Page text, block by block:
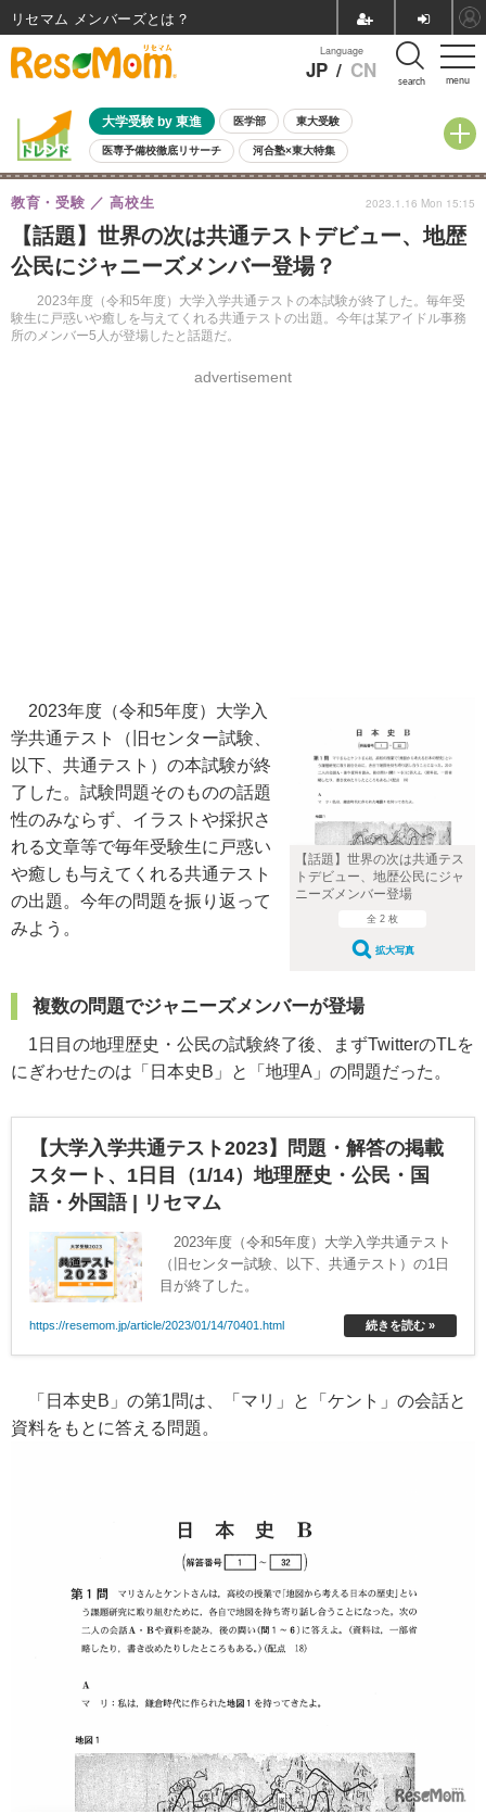
menu
Language
JP / CN search
大学受験 by 東進 医学部 東大受験
医専予備校徹底リサーチ 河合塾×東大特集
親子で考える大学選び 高校受験 中学受験 小学校受験
共通テスト 夏休み
8月開催イベント・WS 全国公立高校 過去問 人気記事
自由研究教材（小学生向け） 自由研究教材（中学生向け）
【話題】世界の次は共通テストデビュー、地歴
公民にジャニーズメンバー登場？
2023年度（令和5年度）大学入学共通テストの本試験が終了した。毎年受
験生に戸惑いや癒しを与えてくれる共通テストの出題。今年は某アイドル事務
所のメンバー5人が登場したと話題だ。
教育・受験 高校生
advertisement
2023.1.16 Mon 15:15
【話題】世界の次は共通テス
トデビュー、地歴公民にジャ
ニーズメンバー登場
全 2 枚
拡大写真
2023年度（令和5年度）大学入
学共通テスト（旧センター試験、
以下、共通テスト）の本試験が終
了した。試験問題そのものの話題
性のみならず、イラストや採択さ
れる文章等で毎年受験生に戸惑い
や癒しも与えてくれる共通テスト
の出題。今年の問題を振り返って
みよう。
複数の問題でジャニーズメンバーが登場
1日目の地理歴史・公民の試験終了後、まずTwitterのTLを
にぎわせたのは「日本史B」と「地理A」の問題だった。
【大学入学共通テスト2023】問題・解答の掲載
スタート、1日目（1/14）地理歴史・公民・国
語・外国語 | リセマム
2023年度（令和5年度）大学入学共通テスト
（旧センター試験、以下、共通テスト）の1日
目が終了した。
https://resemom.jp/article/2023/01/14/70401.html 続きを読む »
「日本史B」の第1問は、「マリ」と「ケント」の会話と
資料をもとに答える問題。
リセマム メンバーズ